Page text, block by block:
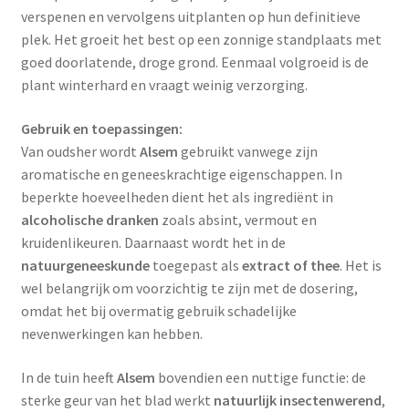
verspenen en vervolgens uitplanten op hun definitieve
plek. Het groeit het best op een zonnige standplaats met
goed doorlatende, droge grond. Eenmaal volgroeid is de
plant winterhard en vraagt weinig verzorging.
Gebruik en toepassingen:
Van oudsher wordt Alsem gebruikt vanwege zijn
aromatische en geneeskrachtige eigenschappen. In
beperkte hoeveelheden dient het als ingrediënt in
alcoholische dranken zoals absint, vermout en
kruidenlikeuren. Daarnaast wordt het in de
natuurgeneeskundetoegepast als extract of thee. Het is
wel belangrijk om voorzichtig te zijn met de dosering,
omdat het bij overmatig gebruik schadelijke
nevenwerkingen kan hebben.
In de tuin heeft Alsem bovendien een nuttige functie: de
sterke geur van het blad werkt natuurlijk insectenwerend,